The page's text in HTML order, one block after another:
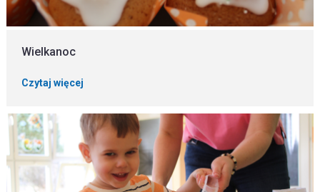
Wielkanoc
Czytaj więcej